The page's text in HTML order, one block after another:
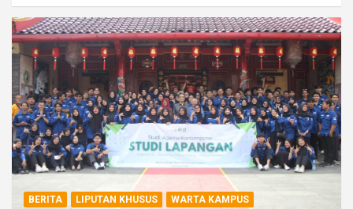
BERITA LIPUTAN KHUSUS WARTA KAMPUS